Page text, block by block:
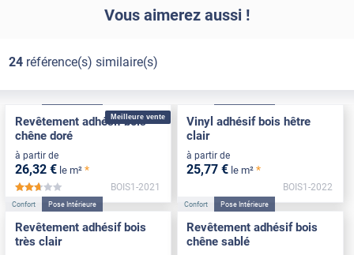
Vous aimerez aussi !
24référence(s) similaire(s)
Meilleure vente
Revêtement adhésif bois
chêne doré
à partir de
26,32 € le m² *
*****
BOIS1-2021
Vinyl adhésif bois hêtre
clair
à partir de
25,77 € le m² *
BOIS1-2022
Confort Pose Intérieure
Revêtement adhésif bois
très clair
Confort Pose Intérieure
Revêtement adhésif bois
chêne sablé